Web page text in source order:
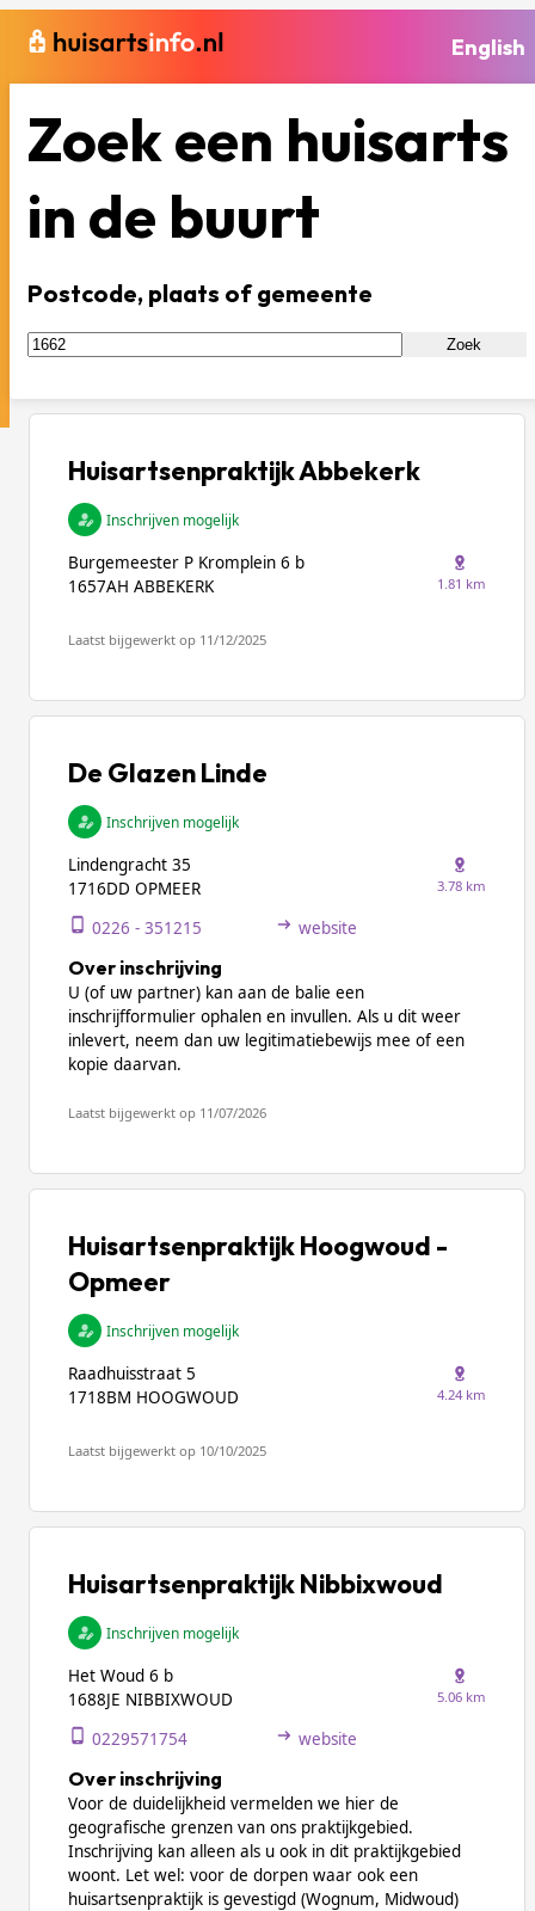
English
Zoek een huisarts
in de buurt
Postcode, plaats of gemeente
Zoek
Huisartsenpraktijk Abbekerk
Inschrijven mogelijk
Burgemeester P Kromplein 6 b
1657AH ABBEKERK
1.81 km
Laatst bijgewerkt op 11/12/2025
De Glazen Linde
Inschrijven mogelijk
Lindengracht 35
1716DD OPMEER
3.78 km
0226 - 351215 website
Over inschrijving
U (of uw partner) kan aan de balie een
inschrijfformulier ophalen en invullen. Als u dit weer
inlevert, neem dan uw legitimatiebewijs mee of een
kopie daarvan.
Laatst bijgewerkt op 11/07/2026
Huisartsenpraktijk Hoogwoud -
Opmeer
Inschrijven mogelijk
Raadhuisstraat 5
1718BM HOOGWOUD
4.24 km
Laatst bijgewerkt op 10/10/2025
Huisartsenpraktijk Nibbixwoud
Inschrijven mogelijk
Het Woud 6 b
1688JE NIBBIXWOUD
5.06 km
0229571754 website
Over inschrijving
Voor de duidelijkheid vermelden we hier de
geografische grenzen van ons praktijkgebied.
Inschrijving kan alleen als u ook in dit praktijkgebied
woont. Let wel: voor de dorpen waar ook een
huisartsenpraktijk is gevestigd (Wognum, Midwoud)